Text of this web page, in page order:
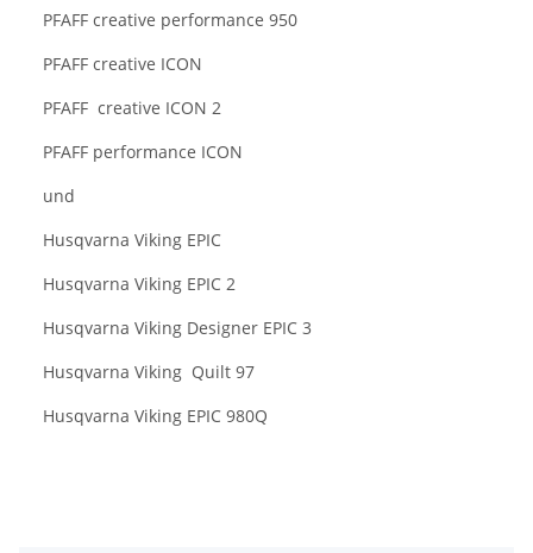
PFAFF creative performance 950
PFAFF creative ICON
PFAFF creative ICON 2
PFAFF performance ICON
und
Husqvarna Viking EPIC
Husqvarna Viking EPIC 2
Husqvarna Viking Designer EPIC 3
Husqvarna Viking Quilt 97
Husqvarna Viking EPIC 980Q